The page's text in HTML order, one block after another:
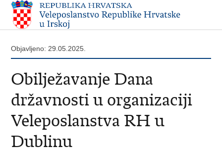
Objavljeno: 29.05.2025.
Obilježavanje Dana
državnosti u organizaciji
Veleposlanstva RH u
Dublinu